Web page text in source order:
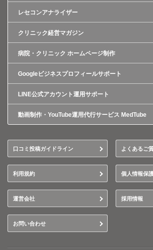
レセコンアナライザー
クリニック経営マガジン
病院・クリニック ホームページ制作
Googleビジネスプロフィールサポート
LINE公式アカウント運用サポート
動画制作・YouTube運用代行サービス MedTube
口コミ投稿ガイドライン よくあるご
利用規約 個人情報保
運営会社 採用情報
お問い合わせ